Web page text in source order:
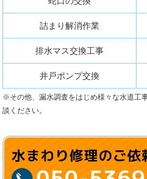
詰まり解消作業
排水マス交換工事
井戸ポンプ交換
※その他、漏水調査をはじめ様々な水道工
談ください。